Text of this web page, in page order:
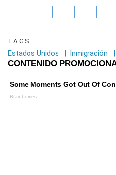
TAGS
Estados Unidos | Inmigración |